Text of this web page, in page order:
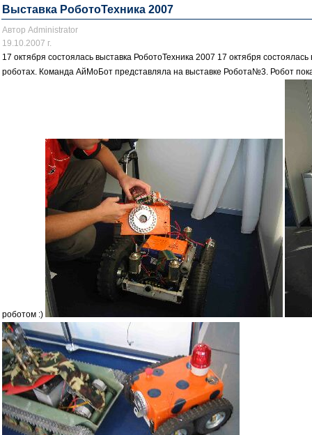
Выставка РоботоТехника 2007
Автор Administrator
19.10.2007 г.
17 октября состоялась выставка РоботоТехника 2007 17 октября
роботах. Команда АйМоБот представляла на выставке Робота№3. Робот
роботом :)